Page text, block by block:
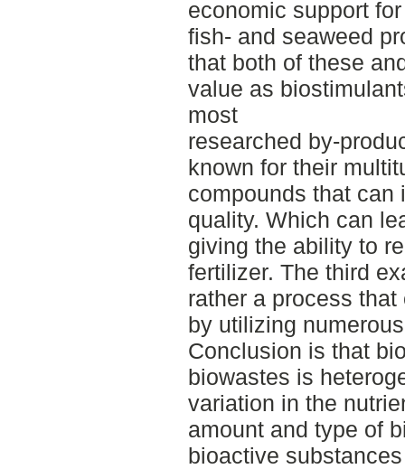
economic support
fish- and seaweed
that both of these
value as
most
researched by-
known for their
compounds that can
quality. Which can
giving the ability to
fertilizer. The third
rather a process
by utilizing
Conclusion is that
biowastes is
variation in the
amount and type of
bioactive